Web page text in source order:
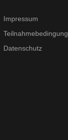
Impressum
Datenschutz